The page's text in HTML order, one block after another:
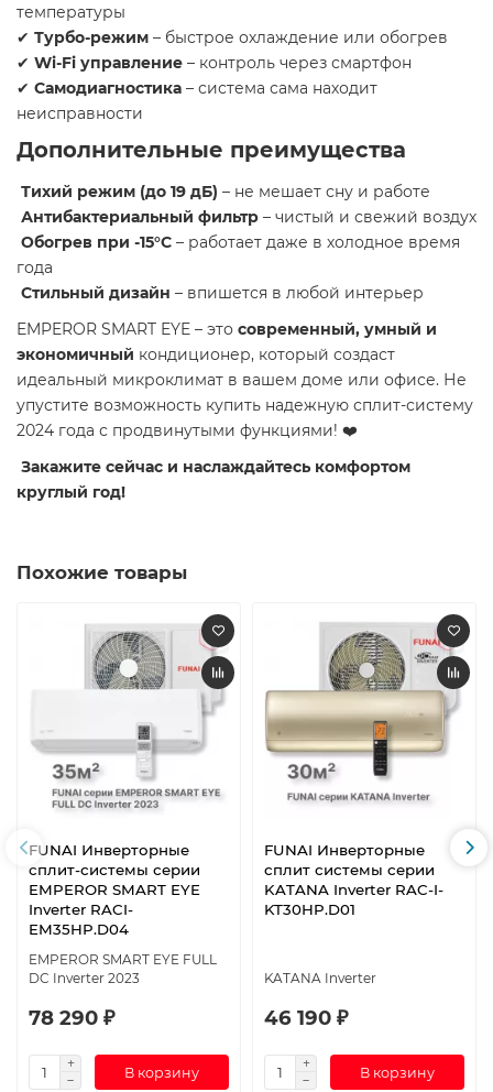
температуры
✔ Турбо-режим – быстрое охлаждение или обогрев
✔ Wi-Fi управление – контроль через смартфон
✔ Самодиагностика – система сама находит
неисправности
Дополнительные преимущества
Тихий режим (до 19 дБ) – не мешает сну и работе
Антибактериальный фильтр – чистый и свежий воздух
Обогрев при -15°C – работает даже в холодное время
года
Стильный дизайн – впишется в любой интерьер
EMPEROR SMART EYE – это современный, умный и
экономичный кондиционер, который создаст
идеальный микроклимат в вашем доме или офисе. Не
упустите возможность купить надежную сплит-систему
2024 года с продвинутыми функциями! ❤️
Закажите сейчас и наслаждайтесь комфортом
круглый год!
Похожие товары
FUNAI Инверторные
сплит-системы серии
EMPEROR SMART EYE
Inverter RACI-
EM35HP.D04
EMPEROR SMART EYE FULL
DC Inverter 2023
78 290 ₽
В корзину
FUNAI Инверторные
сплит системы серии
KATANA Inverter RAC-I-
KT30HP.D01
KATANA Inverter
46 190 ₽
В корзину